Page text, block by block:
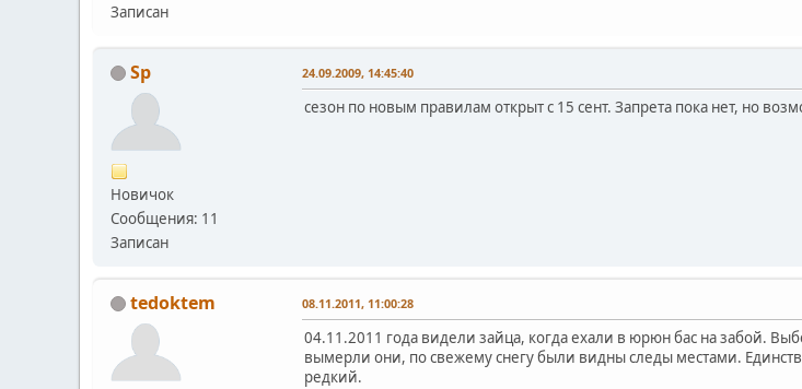
Записан
Sp
Новичок
Сообщения: 11
Записан
24.09.2009, 14:45:40
сезон по новым правилам открыт с 15 сент. Запрета пока нет, но
tedoktem 08.11.2011, 11:00:28
04.11.2011 года видели зайца, когда ехали в юрюн бас на забой.
вымерли они, по свежему снегу были видны следы местами.
редкий.